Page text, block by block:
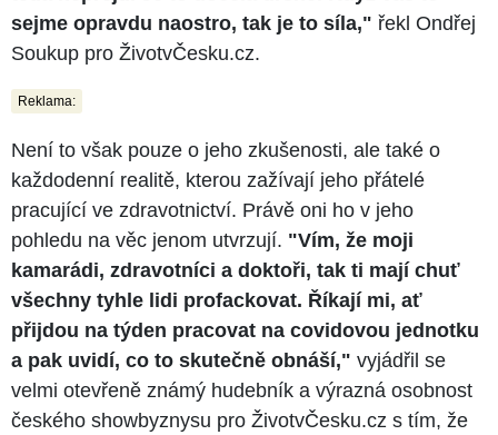
sejme opravdu naostro, tak je to síla," řekl Ondřej
Soukup pro ŽivotvČesku.cz.
Reklama:
Není to však pouze o jeho zkušenosti, ale také o
každodenní realitě, kterou zažívají jeho přátelé
pracující ve zdravotnictví. Právě oni ho v jeho
pohledu na věc jenom utvrzují. "Vím, že moji
kamarádi, zdravotníci a doktoři, tak ti mají chuť
všechny tyhle lidi profackovat. Říkají mi, ať
přijdou na týden pracovat na covidovou jednotku
a pak uvidí, co to skutečně obnáší," vyjádřil se
velmi otevřeně známý hudebník a výrazná osobnost
českého showbyznysu pro ŽivotvČesku.cz s tím, že